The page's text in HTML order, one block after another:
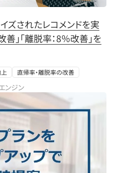
ズされたレコメンドを実
善」「離脱率：8％改善」を
直帰率・離脱率の改善
ンジン